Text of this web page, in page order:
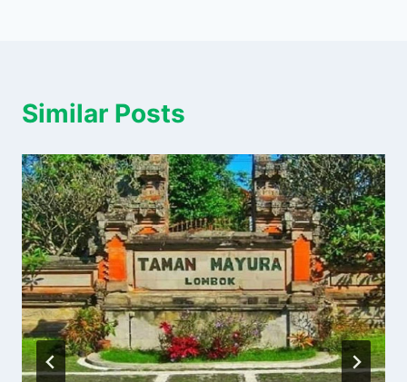
Similar Posts